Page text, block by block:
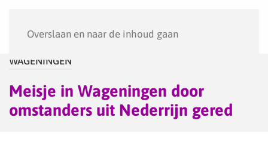
Overslaan en naar de inhoud gaan
WAGENINGEN
Meisje in Wageningen door
omstanders uit Nederrijn gered